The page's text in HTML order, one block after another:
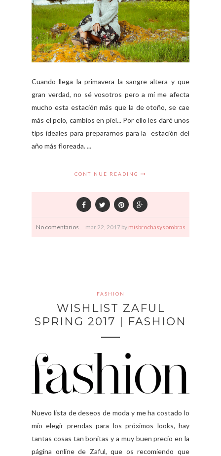
Cuando llega la primavera la sangre altera y que
gran verdad, no sé vosotros pero a mí me afecta
mucho esta estación más que la de otoño, se cae
más el pelo, cambios en piel... Por ello les daré unos
tips ideales para prepararnos para la estación del
año más floreada. ...
CONTINUE READING
No comentarios mar22, 2017 by misbrochasysombras
FASHION
WISHLIST ZAFUL
SPRING 2017 | FASHION
Nuevo lista de deseos de moda y me ha costado lo
mío elegir prendas para los próximos looks, hay
tantas cosas tan bonitas y a muy buen precio en la
página online de Zaful, que os recomiendo que